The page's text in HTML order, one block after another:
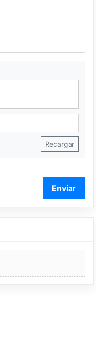
Recargar
Enviar